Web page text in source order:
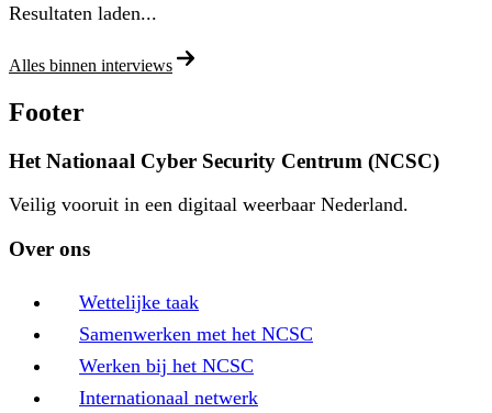
Resultaten laden...
Alles binnen interviews
Footer
Het Nationaal Cyber Security Centrum (NCSC)
Veilig vooruit in een digitaal weerbaar Nederland.
Over ons
Wettelijke taak
Samenwerken met het NCSC
Werken bij het NCSC
Internationaal netwerk